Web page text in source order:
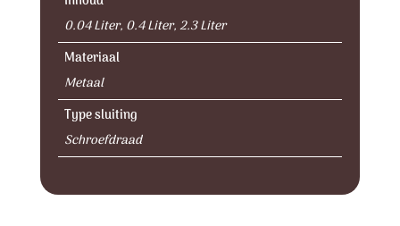
0.04 Liter, 0.4 Liter, 2.3 Liter
Materiaal
Metaal
Type sluiting
Schroefdraad